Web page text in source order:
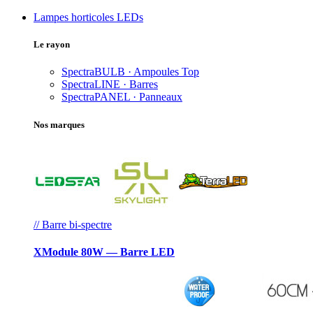
Lampes horticoles LEDs
Le rayon
SpectraBULB · Ampoules Top
SpectraLINE · Barres
SpectraPANEL · Panneaux
Nos marques
// Barre bi-spectre
XModule 80W — Barre LED